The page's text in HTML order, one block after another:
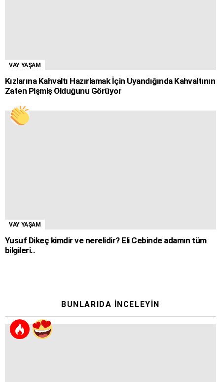
VAY YAŞAM
Kızlarına Kahvaltı Hazırlamak İçin Uyandığında Kahvaltının
Zaten Pişmiş Olduğunu Görüyor
VAY YAŞAM
Yusuf Dikeç kimdir ve nerelidir? Eli Cebinde adamın tüm
bilgileri..
BUNLARIDA İNCELEYIN